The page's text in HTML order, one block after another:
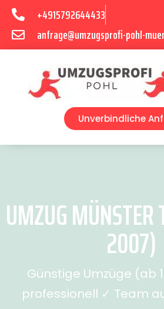
+4915792644433
anfrage@umzugsprofi-pohl-
Unverbindliche
UMZUG MÜNSTER
2007)
Günstige Umzüge (ab
professionell ✓ Team